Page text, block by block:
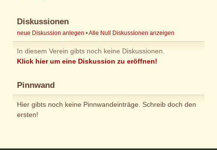
Diskussionen
neue Diskussion anlegen •Alle Null Diskussionen anzeigen
In diesem Verein gibts noch keine Diskussionen.
Klick hier um eine Diskussion zu eröffnen!
Pinnwand
Hier gibts noch keine Pinnwandeinträge. Schreib doch den
ersten!